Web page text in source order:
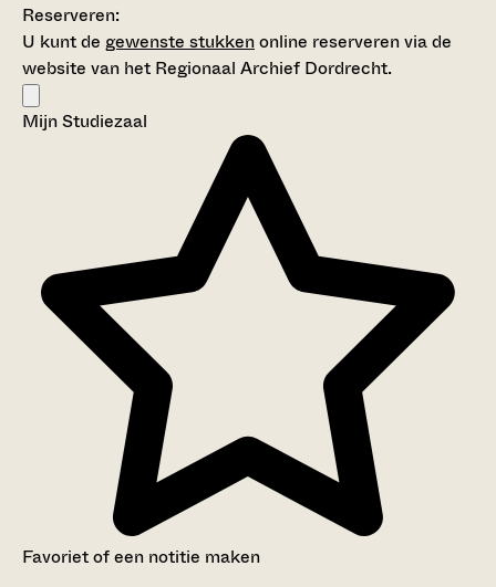
Reserveren:
U kunt de gewenste stukkenonline reserveren via de
website van het Regionaal Archief Dordrecht.
Mijn Studiezaal
Favoriet of een notitie maken